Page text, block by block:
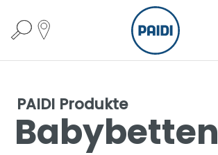
PAIDI Produkte
Babybetten